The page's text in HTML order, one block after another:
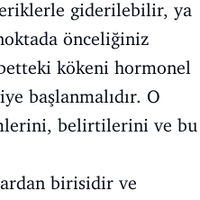
giderilebilir, ya
önceliğiniz
kökeni hormonel
başlanmalıdır. O
belirtilerini ve bu
birisidir ve